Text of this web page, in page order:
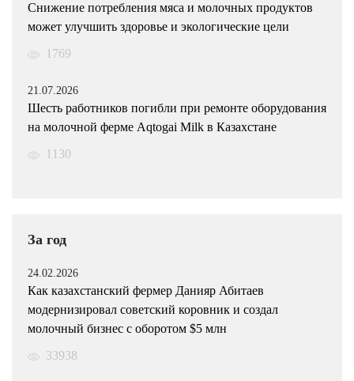
Снижение потребления мяса и молочных продуктов
может улучшить здоровье и экологические цели
1769
21.07.2026
Шесть работников погибли при ремонте оборудования
на молочной ферме Aqtogai Milk в Казахстане
1130
За год
24.02.2026
Как казахстанский фермер Данияр Абитаев
модернизировал советский коровник и создал
молочный бизнес с оборотом $5 млн
33938